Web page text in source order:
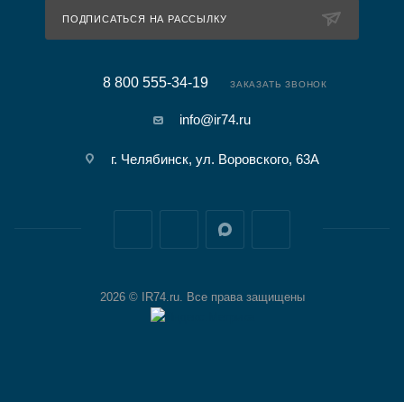
ПОДПИСАТЬСЯ НА РАССЫЛКУ
8 800 555-34-19 ЗАКАЗАТЬ ЗВОНОК
info@ir74.ru
г. Челябинск, ул. Воровского, 63А
2026 © IR74.ru. Все права защищены